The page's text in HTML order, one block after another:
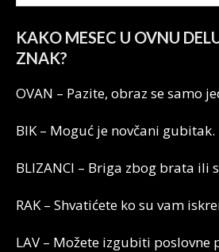
KAKO MESEC U OVNU
ZNAK?
OVAN – Pazite, obraz se samo
BIK – Moguć je novčani gubitak.
BLIZANCI – Briga zbog brata ili
RAK – Shvatićete ko su vam
LAV – Možete izgubiti poslovne